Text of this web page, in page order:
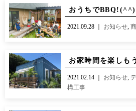
おうちで
2021.09.28 ｜ お知らせ
2021.02.14 ｜ お知らせ ,
構工事